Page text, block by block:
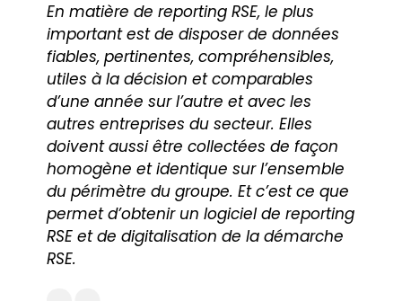
En matière de reporting RSE, le plus
important est de disposer de données
fiables, pertinentes, compréhensibles,
utiles à la décision et comparables
d’une année sur l’autre et avec les
autres entreprises du secteur. Elles
doivent aussi être collectées de façon
homogène et identique sur l’ensemble
du périmètre du groupe. Et c’est ce que
permet d’obtenir un logiciel de reporting
RSE et de digitalisation de la démarche
RSE.